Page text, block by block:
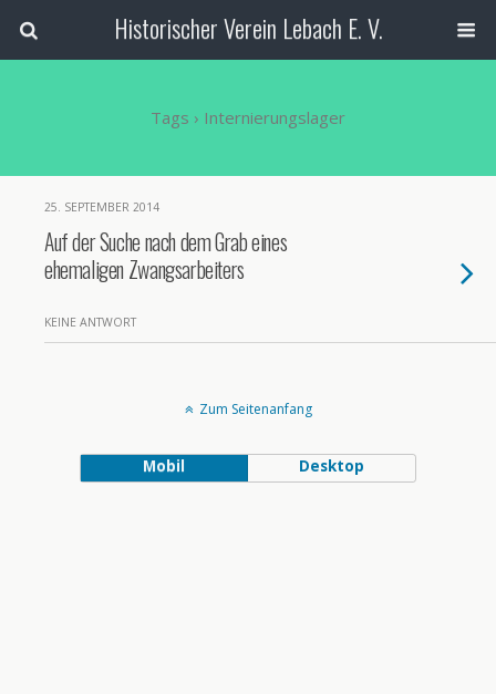
Historischer Verein Lebach E. V.
Tags › Internierungslager
25. SEPTEMBER 2014
Auf der Suche nach dem Grab eines
ehemaligen Zwangsarbeiters
KEINE ANTWORT
Zum Seitenanfang
Mobil Desktop